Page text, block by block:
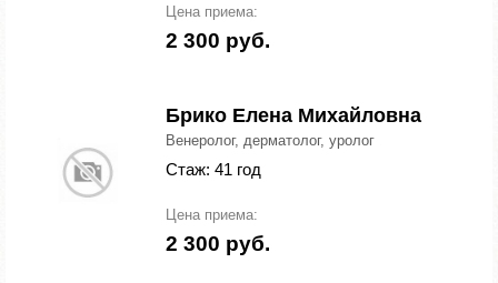
Цена приема:
2 300 руб.
Брико Елена Михайловна
Венеролог, дерматолог, уролог
Стаж: 41 год
Цена приема:
2 300 руб.